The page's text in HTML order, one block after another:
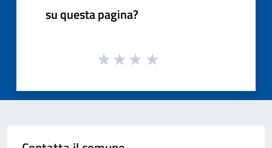
su questa pagina?